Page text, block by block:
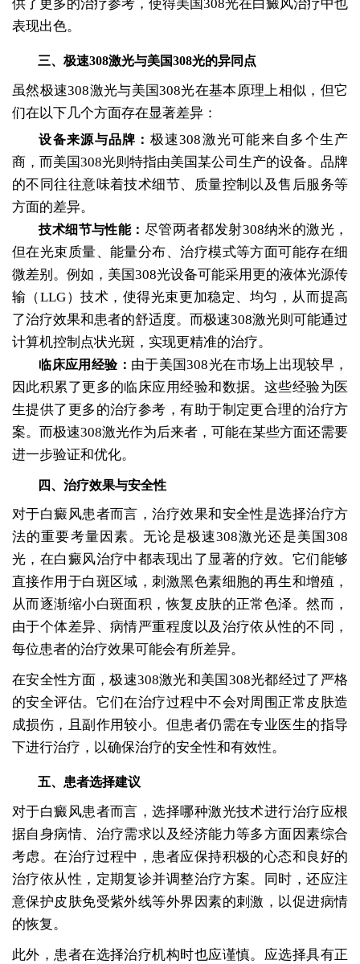
供了更多的治疗参考，使得美国308光在白癜风治疗中也
表现出色。
三、极速308激光与美国308光的异同点
虽然极速308激光与美国308光在基本原理上相似，但它
们在以下几个方面存在显著差异：
设备来源与品牌： 极速308激光可能来自多个生产
商，而美国308光则特指由美国某公司生产的设备。品牌
的不同往往意味着技术细节、质量控制以及售后服务等
方面的差异。
技术细节与性能： 尽管两者都发射308纳米的激光，
但在光束质量、能量分布、治疗模式等方面可能存在细
微差别。例如，美国308光设备可能采用更的液体光源传
输（LLG）技术，使得光束更加稳定、均匀，从而提高
了治疗效果和患者的舒适度。而极速308激光则可能通过
计算机控制点状光斑，实现更精准的治疗。
临床应用经验： 由于美国308光在市场上出现较早，
因此积累了更多的临床应用经验和数据。这些经验为医
生提供了更多的治疗参考，有助于制定更合理的治疗方
案。而极速308激光作为后来者，可能在某些方面还需要
进一步验证和优化。
四、治疗效果与安全性
对于白癜风患者而言，治疗效果和安全性是选择治疗方
法的重要考量因素。无论是极速308激光还是美国308
光，在白癜风治疗中都表现出了显著的疗效。它们能够
直接作用于白斑区域，刺激黑色素细胞的再生和增殖，
从而逐渐缩小白斑面积，恢复皮肤的正常色泽。然而，
由于个体差异、病情严重程度以及治疗依从性的不同，
每位患者的治疗效果可能会有所差异。
在安全性方面，极速308激光和美国308光都经过了严格
的安全评估。它们在治疗过程中不会对周围正常皮肤造
成损伤，且副作用较小。但患者仍需在专业医生的指导
下进行治疗，以确保治疗的安全性和有效性。
五、患者选择建议
对于白癜风患者而言，选择哪种激光技术进行治疗应根
据自身病情、治疗需求以及经济能力等多方面因素综合
考虑。在治疗过程中，患者应保持积极的心态和良好的
治疗依从性，定期复诊并调整治疗方案。同时，还应注
意保护皮肤免受紫外线等外界因素的刺激，以促进病情
的恢复。
此外，患者在选择治疗机构时也应谨慎。应选择具有正